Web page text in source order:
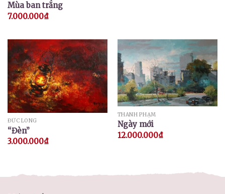
Mùa ban trắng
7.000.000₫
ĐỨC LONG
“Đèn”
3.000.000₫
THÀNH PHẠM
Ngày mới
12.000.000₫